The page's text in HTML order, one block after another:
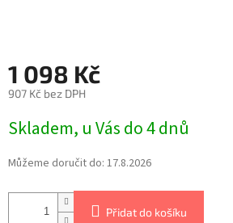
1 098 Kč
907 Kč bez DPH
Skladem, u Vás do 4 dnů
Můžeme doručit do: 17.8.2026
Přidat do košíku